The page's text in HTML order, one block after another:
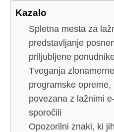
Kazalo
Spletna mesta za
predstavljanje
priljubljene
Tveganja zlonamerne
programske opreme,
povezana z lažnimi
sporočili
Opozorilni znaki, ki